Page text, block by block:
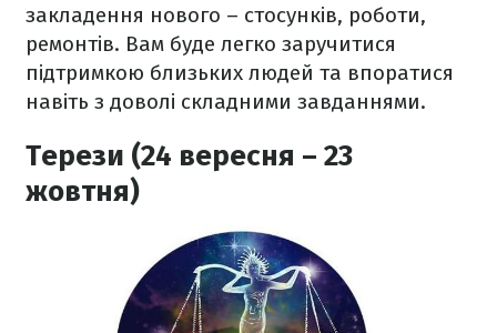
закладення нового – стосунків, роботи,
ремонтів. Вам буде легко заручитися
підтримкою близьких людей та впоратися
навіть з доволі складними завданнями.
Терези (24 вересня – 23
жовтня)